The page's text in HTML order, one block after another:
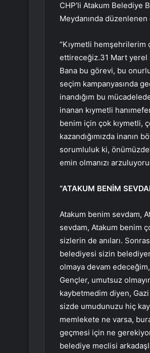
CHP’li Atakum Belediye
Meydanında
“Kıymetli hemşehrilerim
ettireceğiz.31 Mart yerel
Bana bu görevi, bu
seçim kampanyasında
inandığım bu
inanan kıymetli
benim için çok kıymetli,
kazandığımızda inanın
sorumluluk ki,
emin olmanızı
“ATAKUM BENİM
Atakum benim sevdam,
sevdam, Atakum benim
sizlerin de anıları.
belediyesi sizin
olmaya devam
Gençler, umutsuz
kaybetmedim diyen,
sizde umudunuzu hiç
memlekete ne varsa,
geçmesi için ne
belediye meclisi